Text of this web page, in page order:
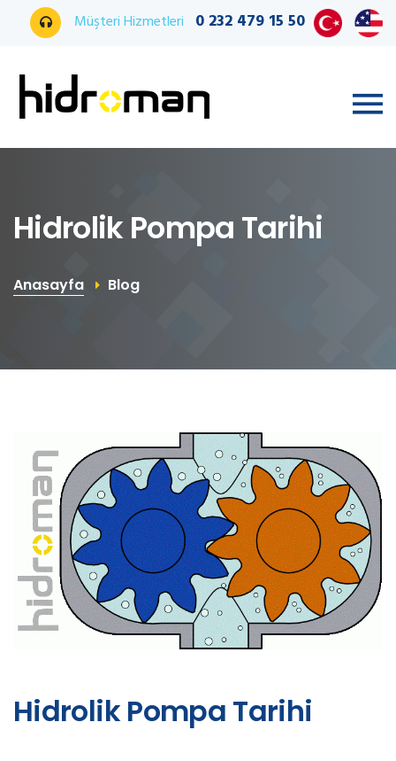
Müşteri Hizmetleri 0 232 479 15 50
Hidrolik Pompa Tarihi
Anasayfa Blog
Hidrolik Pompa Tarihi